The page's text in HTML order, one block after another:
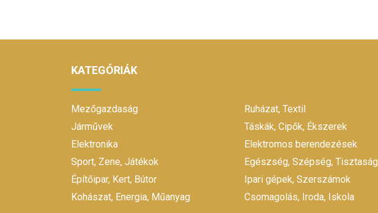
KATEGÓRIÁK
Mezőgazdaság
Járművek
Elektronika
Sport, Zene, Játékok
Építőipar, Kert, Bútor
Kohászat, Energia, Műanyag
Ruházat, Textil
Táskák, Cipők, Ékszerek
Elektromos berendezések
Egészség, Szépség, Tisztaság
Ipari gépek, Szerszámok
Csomagolás, Iroda, Iskola